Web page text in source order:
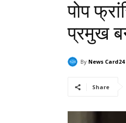
पोप
प्रमुख
By News Card24
Share